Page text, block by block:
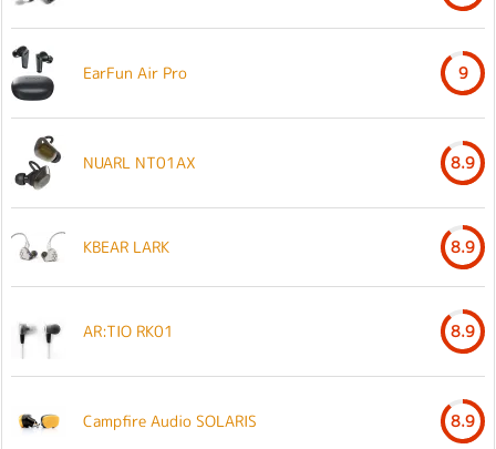
EarFun Air Pro 9
NUARL NT01AX 8.9
KBEAR LARK 8.9
AR:TIO RK01 8.9
Campfire Audio SOLARIS 8.9